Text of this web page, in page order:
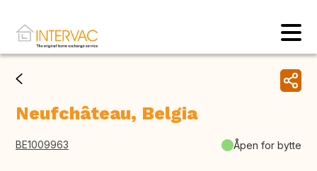
Neufchâteau, Belgia
BE1009963 Åpen for bytte